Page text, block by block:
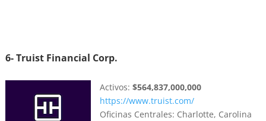
6- Truist Financial Corp.
Activos: $564,837,000,000
https://www.truist.com/
Oficinas Centrales: Charlotte, Carolina